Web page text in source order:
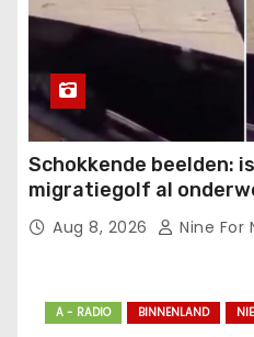
Schokkende beelden:
migratiegolf al
Aug 8, 2026 Nine For
A - RADIO BINNENLAND